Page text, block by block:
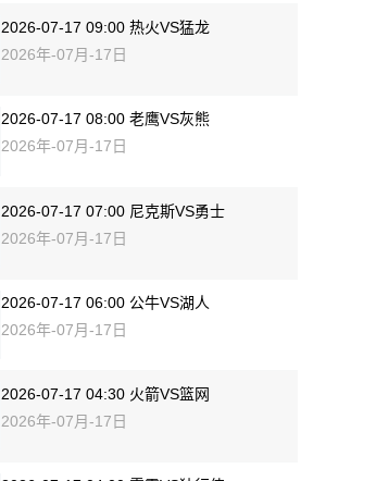
2026-07-17 09:00 热火VS猛龙
2026年-07月-17日
2026-07-17 08:00 老鹰VS灰熊
2026年-07月-17日
2026-07-17 07:00 尼克斯VS勇士
2026年-07月-17日
2026-07-17 06:00 公牛VS湖人
2026年-07月-17日
2026-07-17 04:30 火箭VS篮网
2026年-07月-17日